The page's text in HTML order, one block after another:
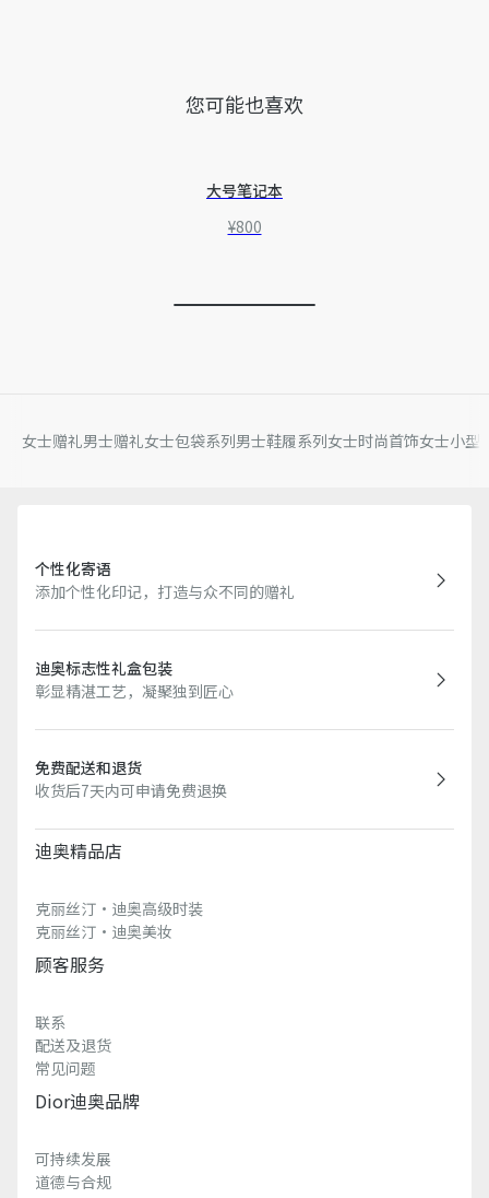
您可能也喜欢
大号笔记本
¥800
女士赠礼男士赠礼女士包袋系列男士鞋履系列女士时尚首饰女士小型
个性化寄语
添加个性化印记，打造与众不同的赠礼
迪奥标志性礼盒包装
彰显精湛工艺，凝聚独到匠心
免费配送和退货
收货后7天内可申请免费退换
迪奥精品店
克丽丝汀·迪奥高级时装
克丽丝汀·迪奥美妆
顾客服务
联系
配送及退货
常见问题
Dior迪奥品牌
可持续发展
道德与合规